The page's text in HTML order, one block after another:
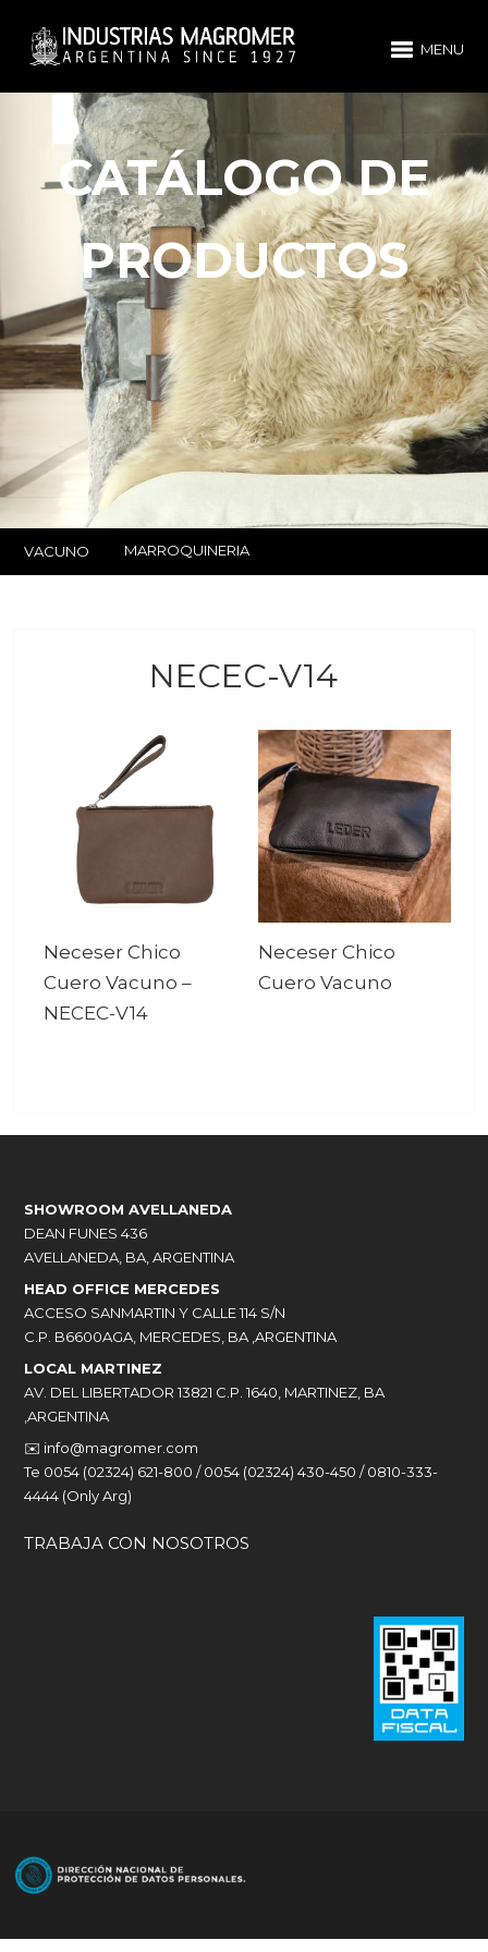
MENU
CATÁLOGO DE
PRODUCTOS
VACUNO MARROQUINERIA
NECEC-V14
Neceser Chico
Cuero Vacuno –
NECEC-V14
Neceser Chico
Cuero Vacuno
SHOWROOM AVELLANEDA
DEAN FUNES 436
AVELLANEDA, BA, ARGENTINA
HEAD OFFICE MERCEDES
ACCESO SANMARTIN Y CALLE 114 S/N
C.P. B6600AGA, MERCEDES, BA ,ARGENTINA
LOCAL MARTINEZ
AV. DEL LIBERTADOR 13821 C.P. 1640, MARTINEZ, BA
,ARGENTINA
✉️ info@magromer.com
Te 0054 (02324) 621-800 / 0054 (02324) 430-450 / 0810-333-
4444 (Only Arg)
TRABAJA CON NOSOTROS